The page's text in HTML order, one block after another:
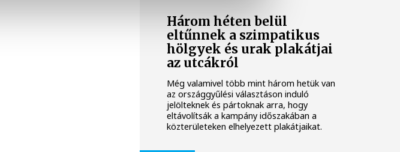
Három héten belül
eltűnnek a szimpatikus
hölgyek és urak plakátjai
az utcákról
Még valamivel több mint három hetük van
az országgyűlési választáson induló
jelölteknek és pártoknak arra, hogy
eltávolítsák a kampány időszakában a
közterületeken elhelyezett plakátjaikat.